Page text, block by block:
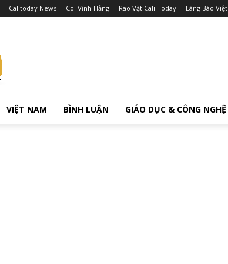
Calitoday News Cõi Vĩnh Hằng Rao Vặt Cali Today Làng Báo Việt
VIỆT NAM BÌNH LUẬN GIÁO DỤC & CÔNG NGHỆ